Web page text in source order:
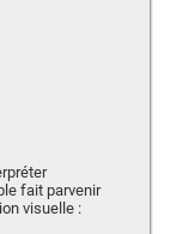
fait parvenir
visuelle :